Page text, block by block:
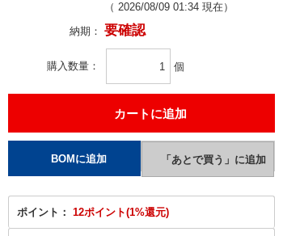
（ 2026/08/09 01:34 現在）
納期： 要確認
購入数量 個
ポイント： 12ポイント(1%還元)